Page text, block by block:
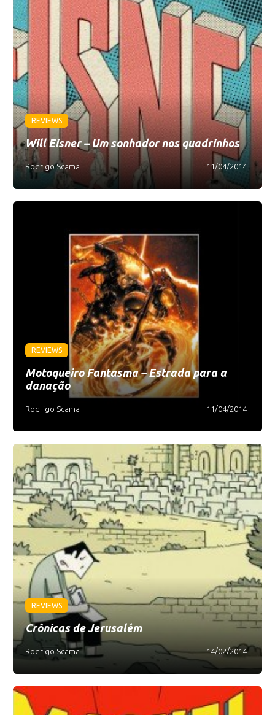
REVIEWS
Will Eisner – Um sonhador nos quadrinhos
Rodrigo Scama 11/04/2014
REVIEWS
Motoqueiro Fantasma – Estrada para a
danação
Rodrigo Scama 11/04/2014
REVIEWS
Crônicas de Jerusalém
Rodrigo Scama 14/02/2014